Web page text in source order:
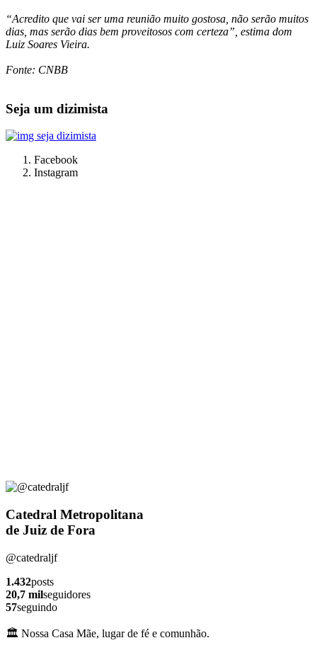
“Acredito que vai ser uma reunião muito gostosa, não serão muitos
dias, mas serão dias bem proveitosos com certeza”, estima dom
Luiz Soares Vieira.
Fonte: CNBB
Seja um dizimista
Facebook
Instagram
Catedral Metropolitana
de Juiz de Fora
@catedraljf
1.432posts
20,7 milseguidores
57seguindo
🏛️ Nossa Casa Mãe, lugar de fé e comunhão.